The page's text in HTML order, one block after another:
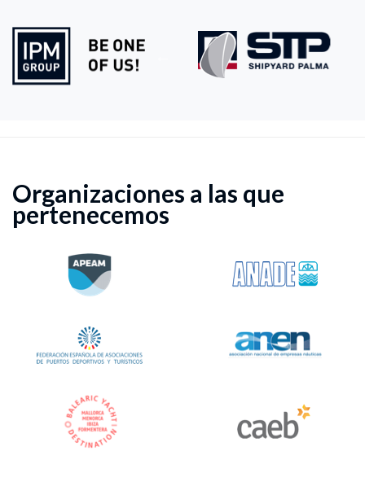
Organizaciones a las que
pertenecemos